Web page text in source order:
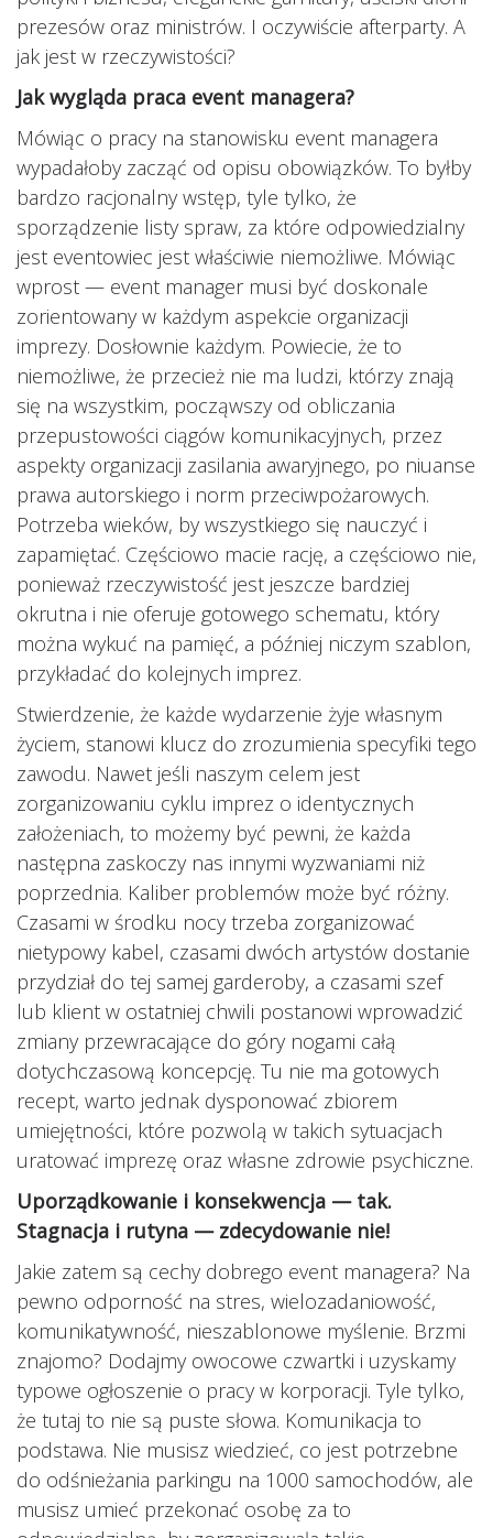
prezesów oraz ministrów. I oczywiście afterparty. A
jak jest w rzeczywistości?
Jak wygląda praca event managera?
Mówiąc o pracy na stanowisku event managera
wypadałoby zacząć od opisu obowiązków. To byłby
bardzo racjonalny wstęp, tyle tylko, że
sporządzenie listy spraw, za które odpowiedzialny
jest eventowiec jest właściwie niemożliwe. Mówiąc
wprost — event manager musi być doskonale
zorientowany w każdym aspekcie organizacji
imprezy. Dosłownie każdym. Powiecie, że to
niemożliwe, że przecież nie ma ludzi, którzy znają
się na wszystkim, począwszy od obliczania
przepustowości ciągów komunikacyjnych, przez
aspekty organizacji zasilania awaryjnego, po niuanse
prawa autorskiego i norm przeciwpożarowych.
Potrzeba wieków, by wszystkiego się nauczyć i
zapamiętać. Częściowo macie rację, a częściowo nie,
ponieważ rzeczywistość jest jeszcze bardziej
okrutna i nie oferuje gotowego schematu, który
można wykuć na pamięć, a później niczym szablon,
przykładać do kolejnych imprez.
Stwierdzenie, że każde wydarzenie żyje własnym
życiem, stanowi klucz do zrozumienia specyfiki tego
zawodu. Nawet jeśli naszym celem jest
zorganizowaniu cyklu imprez o identycznych
założeniach, to możemy być pewni, że każda
następna zaskoczy nas innymi wyzwaniami niż
poprzednia. Kaliber problemów może być różny.
Czasami w środku nocy trzeba zorganizować
nietypowy kabel, czasami dwóch artystów dostanie
przydział do tej samej garderoby, a czasami szef
lub klient w ostatniej chwili postanowi wprowadzić
zmiany przewracające do góry nogami całą
dotychczasową koncepcję. Tu nie ma gotowych
recept, warto jednak dysponować zbiorem
umiejętności, które pozwolą w takich sytuacjach
uratować imprezę oraz własne zdrowie psychiczne.
Uporządkowanie i konsekwencja — tak.
Stagnacja i rutyna — zdecydowanie nie!
Jakie zatem są cechy dobrego event managera? Na
pewno odporność na stres, wielozadaniowość,
komunikatywność, nieszablonowe myślenie. Brzmi
znajomo? Dodajmy owocowe czwartki i uzyskamy
typowe ogłoszenie o pracy w korporacji. Tyle tylko,
że tutaj to nie są puste słowa. Komunikacja to
podstawa. Nie musisz wiedzieć, co jest potrzebne
do odśnieżania parkingu na 1000 samochodów, ale
musisz umieć przekonać osobę za to